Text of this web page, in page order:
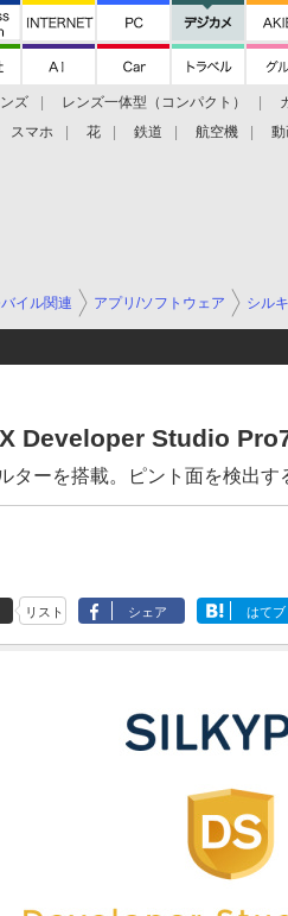
ズ レンズ一体型（コンパクト）
スマホ 花 鉄道 航空機
イル関連 アプリ/ソフトウェア シル
Developer Studio
ターを搭載。ピント面を検出
リスト シェア はてブ